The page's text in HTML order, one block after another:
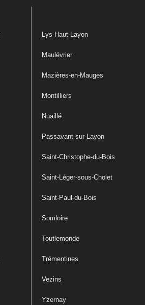
Lys-Haut-Layon
Maulévrier
Mazières-en-Mauges
Montilliers
Nuaillé
Passavant-sur-Layon
Saint-Christophe-du-Bois
Saint-Léger-sous-Cholet
Saint-Paul-du-Bois
Somloire
Toutlemonde
Trémentines
Vezins
Yzernay